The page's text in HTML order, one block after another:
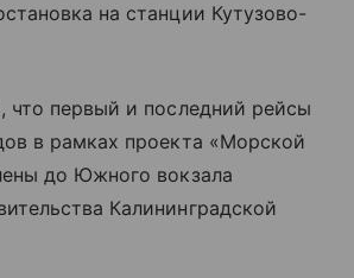
на станции Кутузово-
первый и последний рейсы
в рамках проекта «Морской
до Южного вокзала
Калининградской